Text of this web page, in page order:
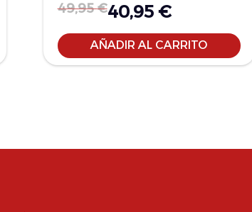
49,95€40,95 €
AÑADIR AL CARRITO